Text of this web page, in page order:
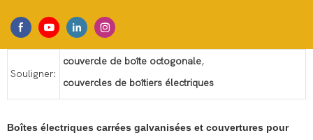
Souligner:
couvercle de boîte octogonale,
couvercles de boîtiers électriques
Boîtes électriques carrées galvanisées et couvertures pour